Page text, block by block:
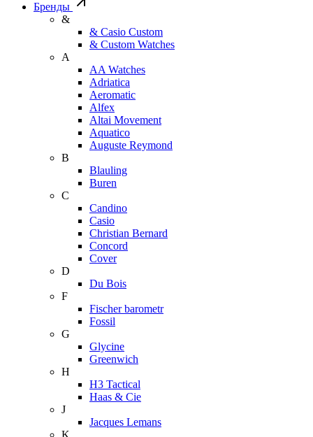
Бренды
&
& Casio Custom
& Custom Watches
A
AA Watches
Adriatica
Aeromatic
Alfex
Altai Movement
Aquatico
Auguste Reymond
B
Blauling
Buren
C
Candino
Casio
Christian Bernard
Concord
Cover
D
Du Bois
F
Fischer barometr
Fossil
G
Glycine
Greenwich
H
H3 Tactical
Haas & Cie
J
Jacques Lemans
K